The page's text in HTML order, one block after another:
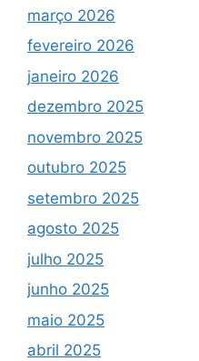
março 2026
fevereiro 2026
janeiro 2026
dezembro 2025
novembro 2025
outubro 2025
setembro 2025
agosto 2025
julho 2025
junho 2025
maio 2025
abril 2025